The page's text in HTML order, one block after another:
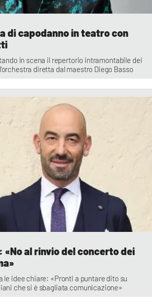
di capodanno in teatro con
in scena il repertorio intramontabile dei
diretta dal maestro Diego Basso
«No al rinvio del concerto dei
le idee chiare: «Pronti a puntare dito su
che si è sbagliata comunicazione»